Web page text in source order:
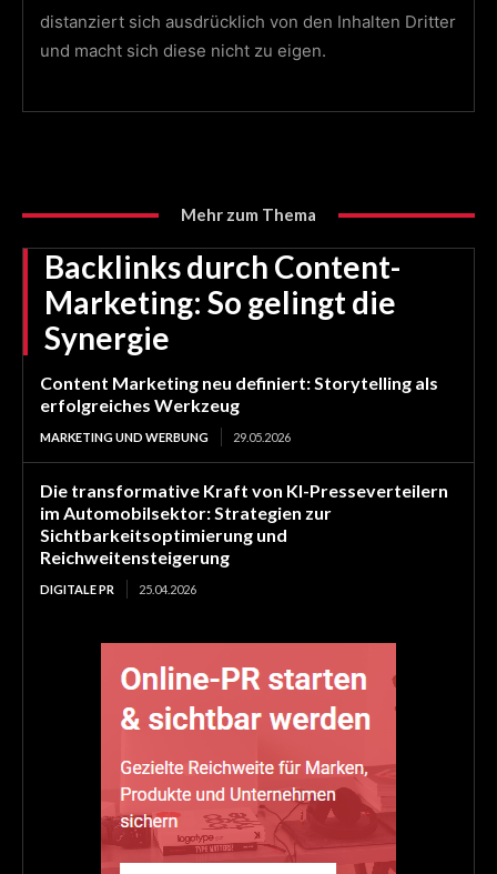
distanziert sich ausdrücklich von den Inhalten Dritter
und macht sich diese nicht zu eigen.
Mehr zum Thema
Backlinks durch Content-
Marketing: So gelingt die
Synergie
Content Marketing neu definiert: Storytelling als
erfolgreiches Werkzeug
MARKETING UND WERBUNG 29.05.2026
Die transformative Kraft von KI-Presseverteilern
im Automobilsektor: Strategien zur
Sichtbarkeitsoptimierung und
Reichweitensteigerung
DIGITALE PR 25.04.2026